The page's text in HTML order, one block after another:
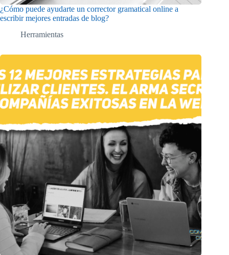
¿Cómo puede ayudarte un corrector gramatical online a
escribir mejores entradas de blog?
Herramientas